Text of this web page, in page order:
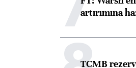
artırımına
TCMB